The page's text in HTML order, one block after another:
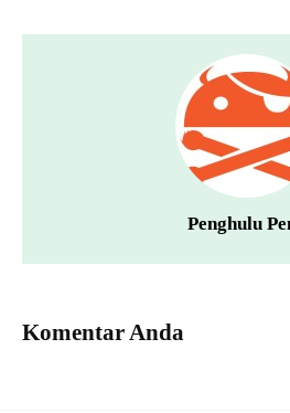
Penghulu
Komentar Anda